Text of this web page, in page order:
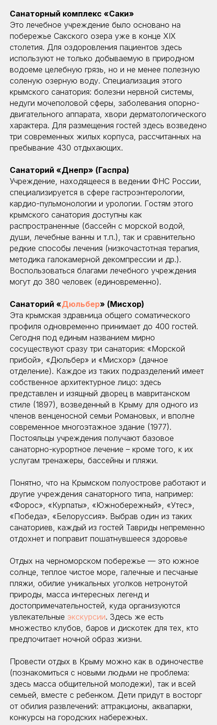
Санаторный комплекс «Саки»
Это лечебное учреждение было основано на
побережье Сакского озера уже в конце XIX
столетия. Для оздоровления пациентов здесь
используют не только добываемую в природном
водоеме целебную грязь, но и не менее полезную
соленую озерную воду. Специализация этого
крымского санатория: болезни нервной системы,
недуги мочеполовой сферы, заболевания опорно-
двигательного аппарата, хвори дерматологического
характера. Для размещения гостей здесь возведено
три современных жилых корпуса, рассчитанных на
пребывание 430 отдыхающих.
Санаторий «Днепр» (Гаспра)
Учреждение, находящееся в ведении ФНС России,
специализируется в сфере гастроэнтерологии,
кардио-пульмонологии и урологии. Гостям этого
крымского санатория доступны как
распространенные (бассейн с морской водой,
души, лечебные ванны и т.п.), так и сравнительно
редкие способы лечения (низкочастотная терапия,
методика галокамерной декомпрессии и др.).
Воспользоваться благами лечебного учреждения
могут до 380 человек (единовременно).
Санаторий «Дюльбер» (Мисхор)
Эта крымская здравница общего соматического
профиля одновременно принимает до 400 гостей.
Сегодня под единым названием мирно
сосуществуют сразу три санатория: «Морской
прибой», «Дюльбер» и «Мисхор» (дачное
отделение). Каждое из таких подразделений имеет
собственное архитектурное лицо: здесь
представлен и изящный дворец в мавританском
стиле (1897), возведенный в Крыму для одного из
членов венценосной семьи Романовых, и вполне
современное многоэтажное здание (1977).
Постояльцы учреждения получают базовое
санаторно-курортное лечение – кроме того, к их
услугам тренажеры, бассейны и пляжи.
Понятно, что на Крымском полуострове работают и
другие учреждения санаторного типа, например:
«Форос», «Курпаты», «Южнобережный», «Утес»,
«Победа», «Белоруссия». Выбрав один из таких
санаториев, каждый из гостей Тавриды непременно
отдохнет и поправит пошатнувшееся здоровье
Отдых на черноморском побережье — это южное
солнце, теплое чистое море, галечные и песчаные
пляжи, обилие уникальных уголков нетронутой
природы, масса интересных легенд и
достопримечательностей, куда организуются
увлекательные экскурсии. Здесь же есть
множество клубов, баров и дискотек для тех, кто
предпочитает ночной образ жизни.
Провести отдых в Крыму можно как в одиночестве
(познакомиться с новыми людьми не проблема:
здесь масса общительной молодежи), так и всей
семьей, вместе с ребенком. Дети придут в восторг
от обилия развлечений: аттракционы, аквапарки,
конкурсы на городских набережных.